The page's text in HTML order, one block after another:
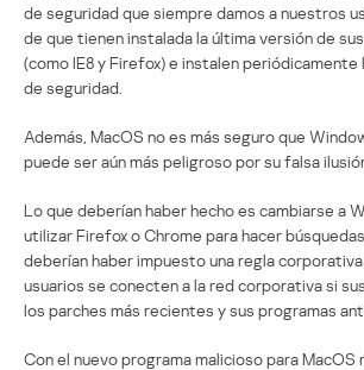
de seguridad que siempre damos a nuestros
de que tienen instalada la última versión de
(como IE8 y Firefox) e instalen
de seguridad.
Además, MacOS no es más seguro que
puede ser aún más peligroso por su falsa
Lo que deberían haber hecho es cambiarse a
utilizar Firefox o Chrome para hacer
deberían haber impuesto una regla
usuarios se conecten a la red corporativa si
los parches más recientes y sus programas
Con el nuevo programa malicioso para MacOS